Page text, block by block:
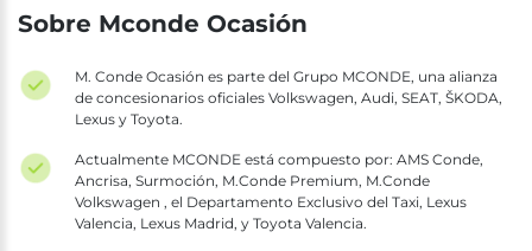
Sobre Mconde Ocasión
M. Conde Ocasión es parte del Grupo MCONDE, una alianza
de concesionarios oficiales Volkswagen, Audi, SEAT, ŠKODA,
Lexus y Toyota.
Actualmente MCONDE está compuesto por: AMS Conde,
Ancrisa, Surmoción, M.Conde Premium, M.Conde
Volkswagen , el Departamento Exclusivo del Taxi, Lexus
Valencia, Lexus Madrid, y Toyota Valencia.